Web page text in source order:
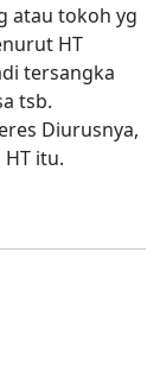
atau tokoh yg
HT
tersangka
tsb.
Diurusnya,
itu.